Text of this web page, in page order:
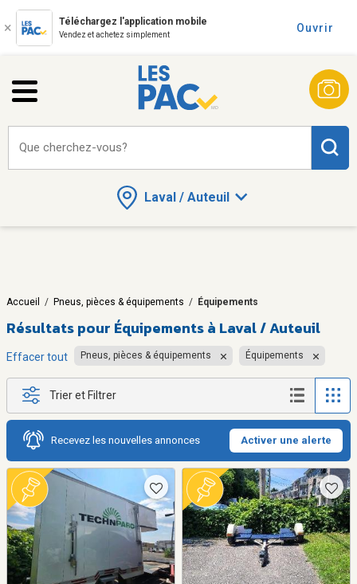
Téléchargez l'application mobile
Vendez et achetez simplement
Ouvrir
Laval / Auteuil
Que cherchez-vous?
Accueil / Pneus, pièces & équipements / Équipements
Résultats pour Équipements à Laval / Auteuil
Effacer tout Pneus, pièces & équipements Équipements
Trier et Filtrer
Recevez les nouvelles annonces Activer une alerte